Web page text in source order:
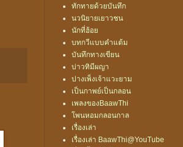
ทักทายด้วยบันทึก
นวนิยายเยาวชน
นักที่ฮ้อย
บทกวีแบบคำแต้ม
บันทึกทางเขียน
บ่าวทิมีผญา
ปางเพ็งเจ้าแวะยาม
เป็นกาพย์เป็นกลอน
เพลงของBaawThi
โพนหอมกลอนกาล
เรื่องเล่า
เรื่องเล่า BaawThi@YouTube